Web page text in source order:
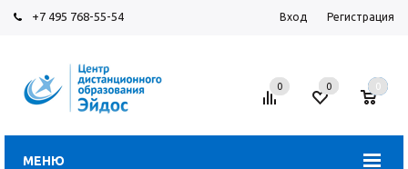
+7 495 768-55-54 Вход Регистрация
МЕНЮ
0 0 0